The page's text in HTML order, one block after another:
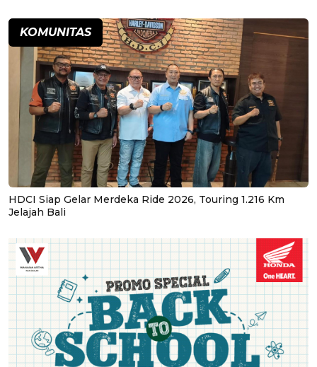
KOMUNITAS
HDCI Siap Gelar Merdeka Ride 2026, Touring 1.216 Km
Jelajah Bali